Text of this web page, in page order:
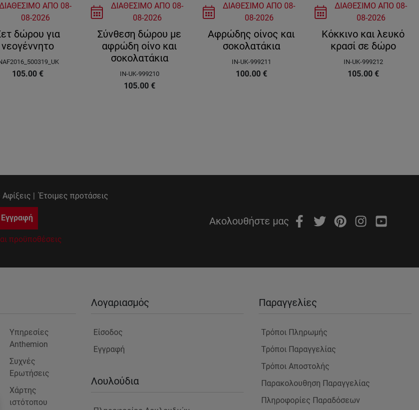
ΔΙΑΘΕΣΙΜΟ ΑΠΟ 08-
08-2026
δώρου για
νεογέννητο
105.00 €
ΔΙΑΘΕΣΙΜΟ ΑΠΟ 08-
08-2026
Σύνθεση δώρου με
αφρώδη οίνο και
σοκολατάκια
IN-UK-999210
105.00 €
ΔΙΑΘΕΣΙΜΟ ΑΠΟ 08-
08-2026
Αφρώδης οίνος και
σοκολατάκια
IN-UK-999211
100.00 €
ΔΙΑΘΕΣΙΜΟ ΑΠΟ 08-
08-2026
Κόκκινο και λευκό
κρασί σε δώρο
IN-UK-999212
105.00 €
| Έτοιμες προτάσεις
Εγγραφή
προϋποθέσεις
Ακολουθήστε μας
Υπηρεσίες
Anthemion
Συχνές
Ερωτήσεις
Χάρτης
ιστότοπου
Λογαριασμός
Είσοδος
Εγγραφή
Λουλούδια
Παραγγελίες
Τρόποι Πληρωμής
Τρόποι Παραγγελίας
Τρόποι Αποστολής
Παρακολουθηση Παραγγελίας
Πληροφορίες Παραδόσεων